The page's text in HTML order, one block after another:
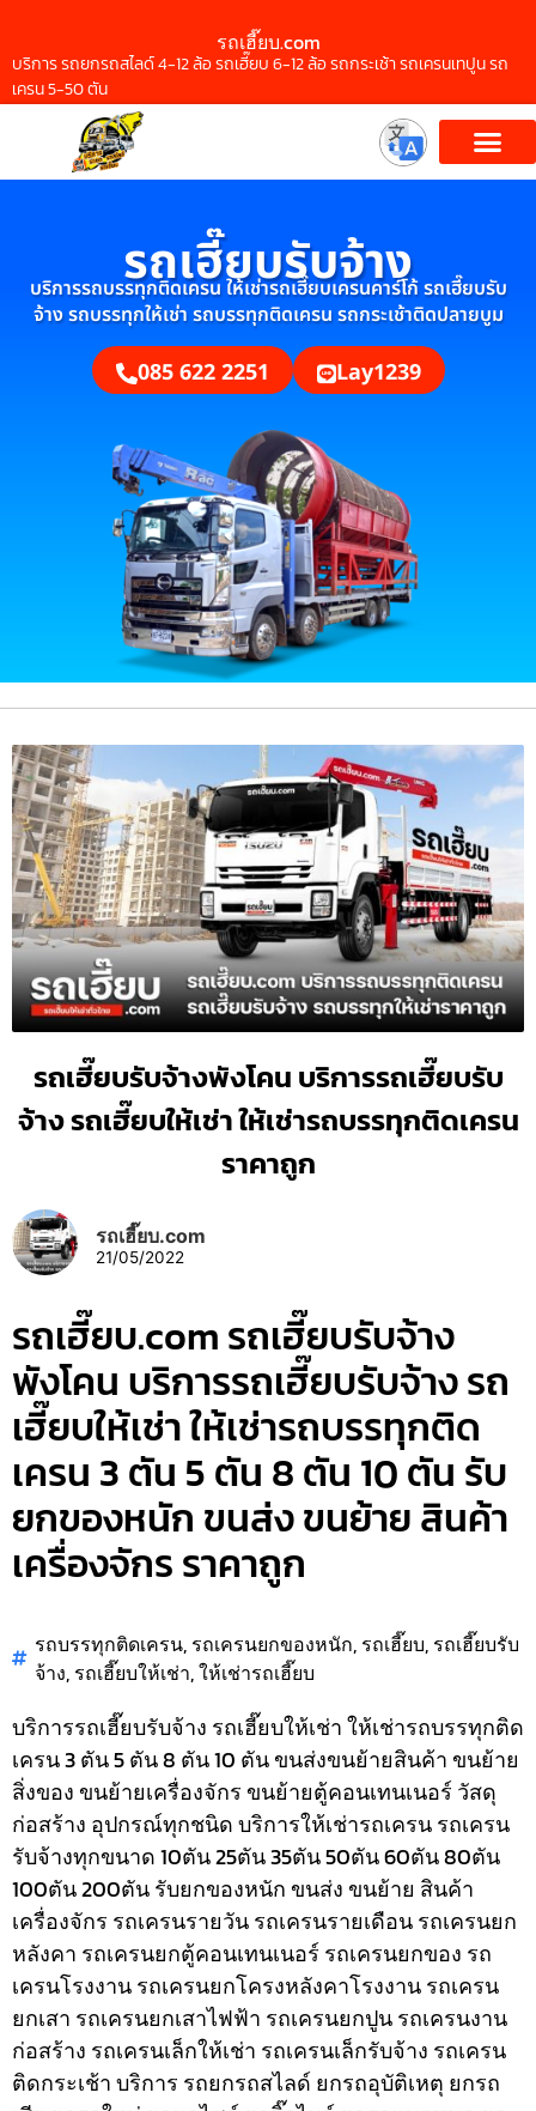
รถเฮี๊ยบ.com
บริการ รถยกรถสไลด์ 4-12 ล้อ รถเฮี๊ยบ 6-12 ล้อ รถกระเช้า รถเครนเทปูน รถ
เครน 5-50 ตัน
รถเฮี๊ยบรับจ้าง
บริการรถบรรทุกติดเครน ให้เช่ารถเฮี๊ยบเครนคาร์โก้ รถเฮี๊ยบรับ
จ้าง รถบรรทุกให้เช่า รถบรรทุกติดเครน รถกระเช้าติดปลายบูม
085 622 2251 Lay1239
รถเฮี๊ยบรับจ้างพังโคน บริการรถเฮี๊ยบรับ
จ้าง รถเฮี๊ยบให้เช่า ให้เช่ารถบรรทุกติดเครน
ราคาถูก
รถเฮี๊ยบ.com
21/05/2022
รถเฮี๊ยบ.com รถเฮี๊ยบรับจ้าง
พังโคน บริการรถเฮี๊ยบรับจ้าง รถ
เฮี๊ยบให้เช่า ให้เช่ารถบรรทุกติด
เครน 3 ตัน 5 ตัน 8 ตัน 10 ตัน รับ
ยกของหนัก ขนส่ง ขนย้าย สินค้า
เครื่องจักร ราคาถูก
รถบรรทุกติดเครน, รถเครนยกของหนัก, รถเฮี๊ยบ, รถเฮี๊ยบรับ
จ้าง, รถเฮี๊ยบให้เช่า,ให้เช่ารถเฮี๊ยบ
บริการรถเฮี๊ยบรับจ้าง รถเฮี๊ยบให้เช่า ให้เช่ารถบรรทุกติด
เครน 3 ตัน 5 ตัน 8 ตัน 10 ตัน ขนส่งขนย้ายสินค้า ขนย้าย
สิ่งของ ขนย้ายเครื่องจักร ขนย้ายตู้คอนเทนเนอร์ วัสดุ
ก่อสร้าง อุปกรณ์ทุกชนิดบริการให้เช่ารถเครน รถเครน
รับจ้างทุกขนาด 10ตัน 25ตัน 35ตัน 50ตัน 60ตัน 80ตัน
100ตัน 200ตัน รับยกของหนัก ขนส่ง ขนย้าย สินค้า
เครื่องจักร รถเครนรายวัน รถเครนรายเดือน รถเครนยก
หลังคา รถเครนยกตู้คอนเทนเนอร์ รถเครนยกของ รถ
เครนโรงงาน รถเครนยกโครงหลังคาโรงงาน รถเครน
ยกเสา รถเครนยกเสาไฟฟ้า รถเครนยกปูน รถเครนงาน
ก่อสร้าง รถเครนเล็กให้เช่า รถเครนเล็กรับจ้าง รถเครน
ติดกระเช้าบริการ รถยกรถสไลด์ ยกรถอุบัติเหตุ ยกรถ